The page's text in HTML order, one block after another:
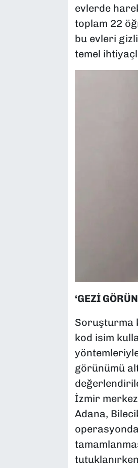
evlerde
toplam 22
bu evleri
temel
‘GEZİ
Soruşturma
kod isim
görünümü
İzmir
Adana,